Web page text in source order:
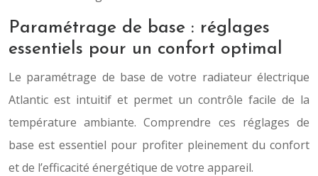
Paramétrage de base : réglages
essentiels pour un confort optimal
Le paramétrage de base de votre radiateur électrique
Atlantic est intuitif et permet un contrôle facile de la
température ambiante. Comprendre ces réglages de
base est essentiel pour profiter pleinement du confort
et de l’efficacité énergétique de votre appareil.